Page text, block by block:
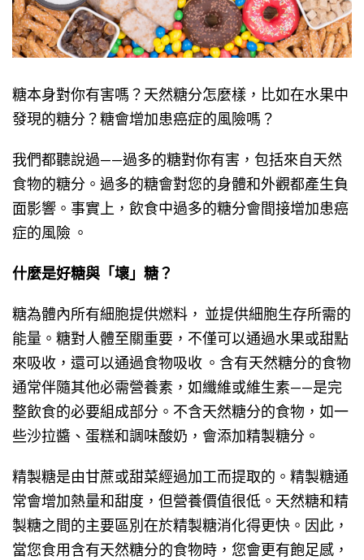
糖本身對你有害嗎？天然糖分怎麼樣，比如在水果中
發現的糖分？糖會增加患癌症的風險嗎？
我們都聽說過——過多的糖對你有害，包括來自天然
食物的糖分。過多的糖會對您的身體和外觀都產生負
面影響。事實上，飲食中過多的糖分會間接增加患癌
症的風險 。
什麼是好糖與「壞」糖？
糖為體內所有細胞提供燃料， 並提供細胞生存所需的
能量。糖對人體至關重要，不僅可以通過水果或甜點
來吸收，還可以通過食物吸收 。含有天然糖分的食物
通常伴隨其他必需營養素，如纖維或維生素——是完
整飲食的必要組成部分。不含天然糖分的食物，如一
些沙拉醬、蛋糕和調味酸奶，會添加精製糖分。
精製糖是由甘蔗或甜菜經過加工而提取的。精製糖通
常會增加熱量和甜度，但營養價值很低。天然糖和精
製糖之間的主要區別在於精製糖消化得更快。因此，
當您食用含有天然糖分的食物時，您會更有飽足感，